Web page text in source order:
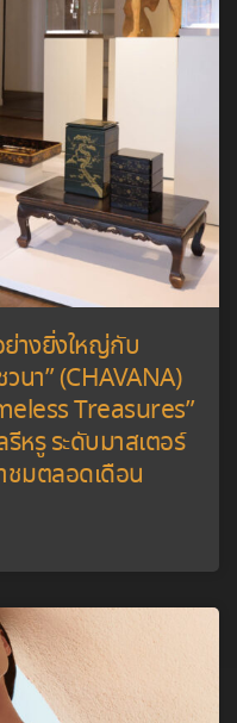
างยิ่งใหญ่กับ
นา” (CHAVANA)
Treasures”
หรู ระดับมาสเตอร์
ชมตลอดเดือน